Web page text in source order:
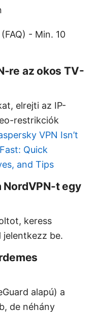
- Min. 10
re az okos TV-
elrejti az IP-
restrikciók
VPN Isn’t
Quick
and Tips
t egy
keress
be.
alapú) a
de néhány